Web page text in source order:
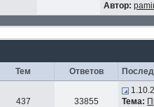
Автор:
Тем Ответов
437 33855
Тема: